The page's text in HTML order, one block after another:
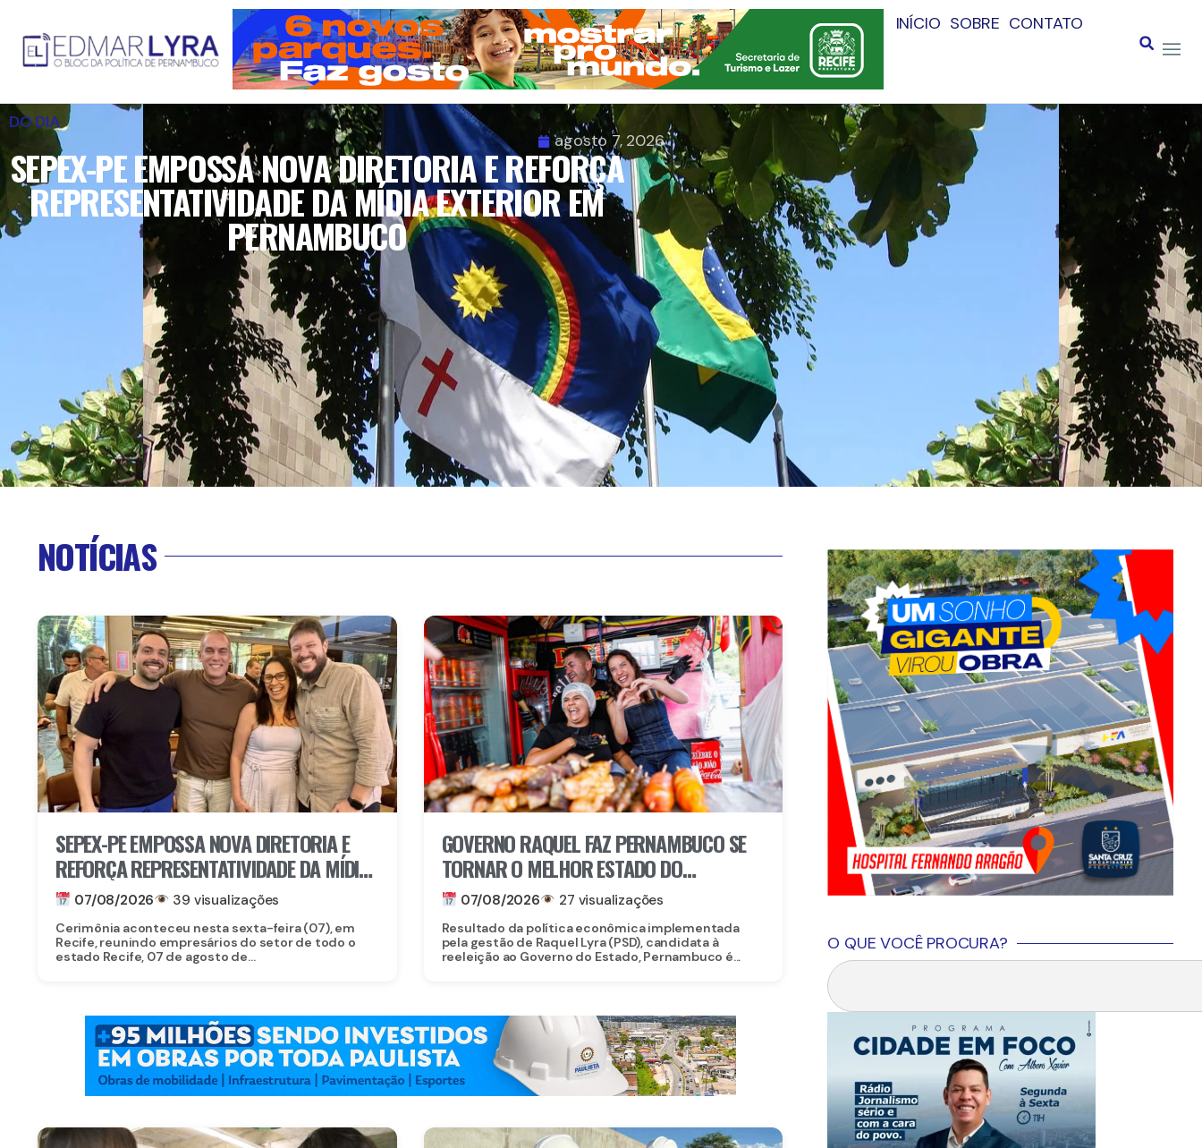
INÍCIO SOBRE CONTATO
DO DIA
agosto 7, 2026
SEPEX-PE EMPOSSA NOVA DIRETORIA E REFORÇA
REPRESENTATIVIDADE DA MÍDIA EXTERIOR EM
PERNAMBUCO
NOTÍCIAS
SEPEX-PE EMPOSSA NOVA DIRETORIA E
REFORÇA REPRESENTATIVIDADE DA MÍDIA
EXTERIOR EM PERNAMBUCO
07/08/2026 39 visualizações
Cerimônia aconteceu nesta sexta-feira (07), em
Recife, reunindo empresários do setor de todo o
estado Recife, 07 de agosto de...
GOVERNO RAQUEL FAZ PERNAMBUCO SE
TORNAR O MELHOR ESTADO DO
NORDESTE PARA EMPREENDER E AVANÇA
AO TOP 3 NACIONAL
07/08/2026 27 visualizações
Resultado da política econômica implementada
pela gestão de Raquel Lyra (PSD), candidata à
reeleição ao Governo do Estado, Pernambuco é...
O QUE VOCÊ PROCURA?